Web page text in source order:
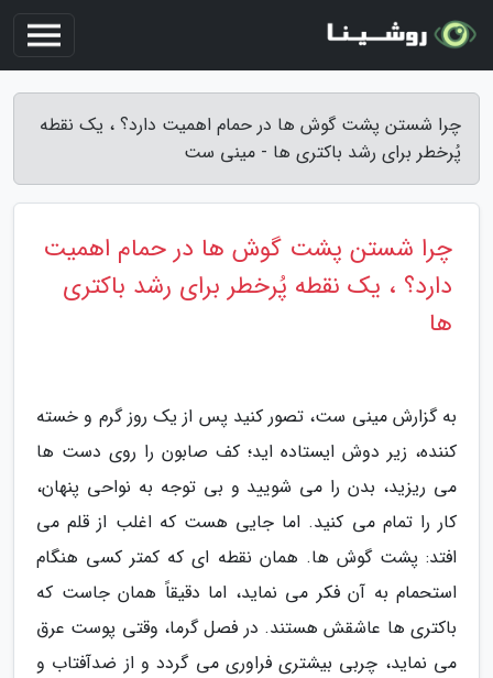
چرا شستن پشت گوش ها در حمام اهمیت دارد؟ ، یک نقطه
پُرخطر برای رشد باکتری ها - مینی ست
چرا شستن پشت گوش ها در حمام اهمیت
دارد؟ ، یک نقطه پُرخطر برای رشد باکتری
ها
به گزارش مینی ست، تصور کنید پس از یک روز گرم و خسته
کننده، زیر دوش ایستاده اید؛ کف صابون را روی دست ها
می ریزید، بدن را می شویید و بی توجه به نواحی پنهان،
کار را تمام می کنید. اما جایی هست که اغلب از قلم می
افتد: پشت گوش ها. همان نقطه ای که کمتر کسی هنگام
استحمام به آن فکر می نماید، اما دقیقاً همان جاست که
باکتری ها عاشقش هستند. در فصل گرما، وقتی پوست عرق
می نماید، چربی بیشتری فراوری می گردد و از ضدآفتاب و